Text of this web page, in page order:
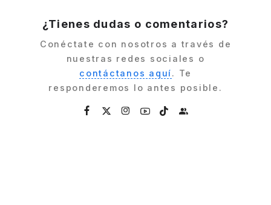
¿Tienes dudas o comentarios?
Conéctate con nosotros a través de
nuestras redes sociales o
contáctanos aquí. Te
responderemos lo antes posible.